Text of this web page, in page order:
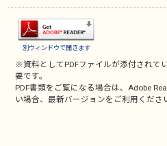
別ウィンドウで開きます
※資料としてPDFファイルが添付されて
要です。
PDF書類をご覧になる場合は、Adobe
い場合、最新バージョンをご利用くださ